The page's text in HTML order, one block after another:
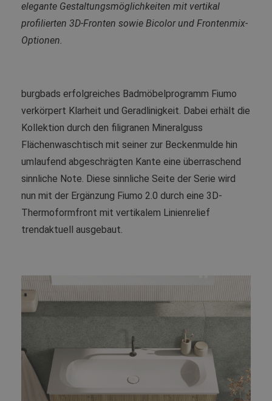
elegante Gestaltungsmöglichkeiten mit vertikal
profilierten 3D-Fronten sowie Bicolor und Frontenmix-
Optionen.
burgbads erfolgreiches Badmöbelprogramm Fiumo
verkörpert Klarheit und Geradlinigkeit. Dabei erhält die
Kollektion durch den filigranen Mineralguss
Flächenwaschtisch mit seiner zur Beckenmulde hin
umlaufend abgeschrägten Kante eine überraschend
sinnliche Note. Diese sinnliche Seite der Serie wird
nun mit der Ergänzung Fiumo 2.0 durch eine 3D-
Thermoformfront mit vertikalem Linienrelief
trendaktuell ausgebaut.